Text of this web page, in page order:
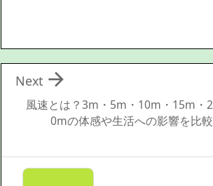
風速とは？3m・5m・10m・15m・2
0mの体感や生活への影響を比較

Next